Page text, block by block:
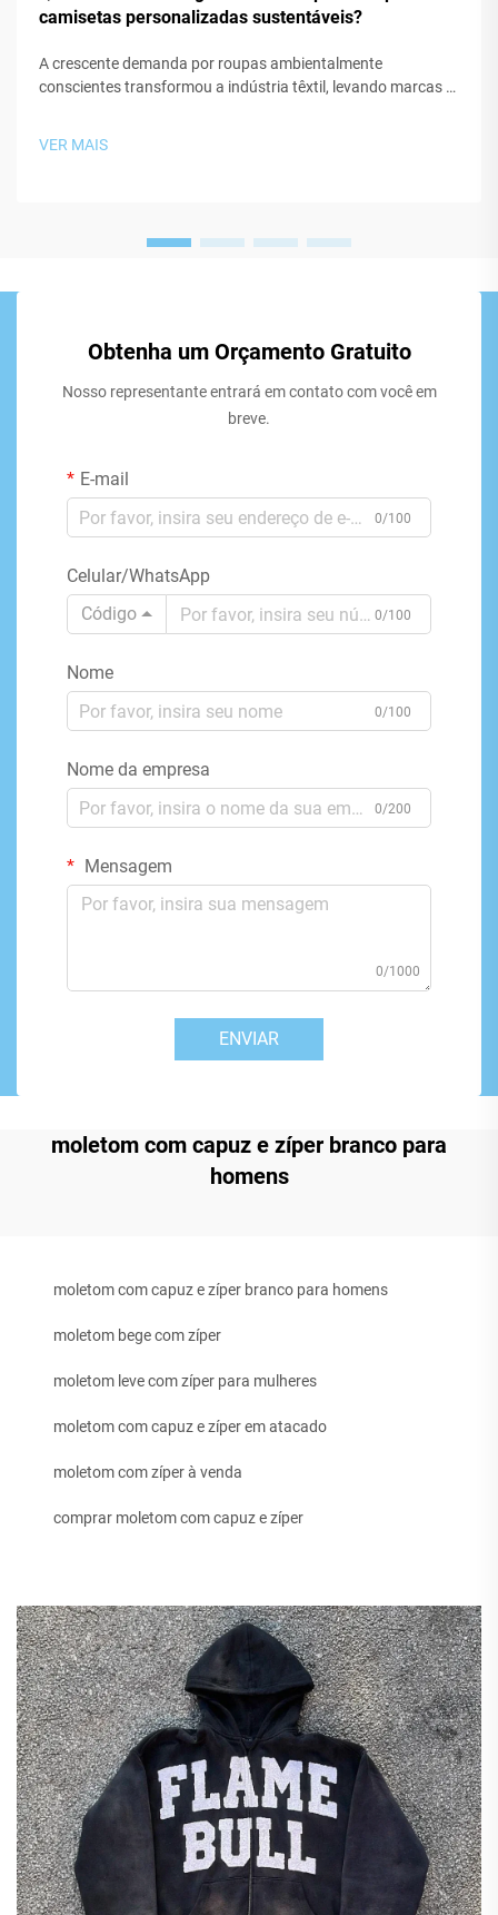
camisetas personalizadas sustentáveis?
A crescente demanda por roupas ambientalmente
conscientes transformou a indústria têxtil, levando marcas e
VER MAIS
Obtenha um Orçamento Gratuito
Nosso representante entrará em contato com você em
breve.
E-mail
0/100
Celular/WhatsApp
Código
0/100
Nome
0/100
Nome da empresa
0/200
Mensagem
0/1000
ENVIAR
moletom com capuz e zíper branco para
homens
moletom com capuz e zíper branco para homens
moletom bege com zíper
moletom leve com zíper para mulheres
moletom com capuz e zíper em atacado
moletom com zíper à venda
comprar moletom com capuz e zíper